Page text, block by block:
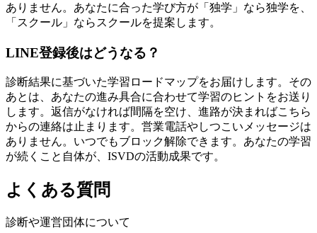
ありません。あなたに合った学び方が「独学」なら独学を、
「スクール」ならスクールを提案します。
LINE登録後はどうなる？
診断結果に基づいた学習ロードマップをお届けします。その
あとは、あなたの進み具合に合わせて学習のヒントをお送り
します。返信がなければ間隔を空け、進路が決まればこちら
からの連絡は止まります。営業電話やしつこいメッセージは
ありません。いつでもブロック解除できます。あなたの学習
が続くこと自体が、ISVDの活動成果です。
よくある質問
診断や運営団体について